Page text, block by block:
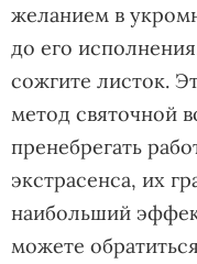
желанием в
до его
сожгите листок.
метод святочной
пренебрегать
экстрасенса, их
наибольший
можете